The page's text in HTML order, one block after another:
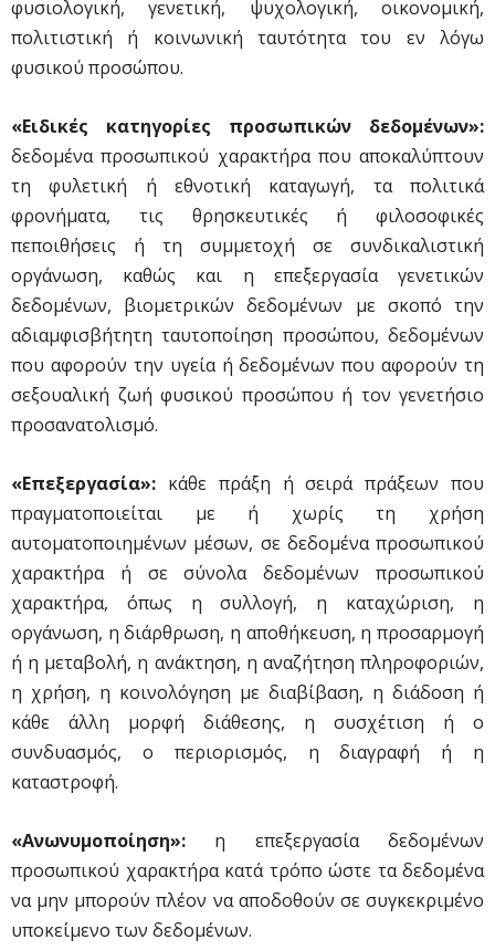
φυσιολογική, γενετική, ψυχολογική, οικονομική,
πολιτιστική ή κοινωνική ταυτότητα του εν λόγω
φυσικού προσώπου.
«Ειδικές κατηγορίες προσωπικών δεδομένων»:
δεδομένα προσωπικού χαρακτήρα που αποκαλύπτουν
τη φυλετική ή εθνοτική καταγωγή, τα πολιτικά
φρονήματα, τις θρησκευτικές ή φιλοσοφικές
πεποιθήσεις ή τη συμμετοχή σε συνδικαλιστική
οργάνωση, καθώς και η επεξεργασία γενετικών
δεδομένων, βιομετρικών δεδομένων με σκοπό την
αδιαμφισβήτητη ταυτοποίηση προσώπου, δεδομένων
που αφορούν την υγεία ή δεδομένων που αφορούν τη
σεξουαλική ζωή φυσικού προσώπου ή τον γενετήσιο
προσανατολισμό.
«Επεξεργασία»: κάθε πράξη ή σειρά πράξεων που
πραγματοποιείται με ή χωρίς τη χρήση
αυτοματοποιημένων μέσων, σε δεδομένα προσωπικού
χαρακτήρα ή σε σύνολα δεδομένων προσωπικού
χαρακτήρα, όπως η συλλογή, η καταχώριση, η
οργάνωση, η διάρθρωση, η αποθήκευση, η προσαρμογή
ή η μεταβολή, η ανάκτηση, η αναζήτηση πληροφοριών,
η χρήση, η κοινολόγηση με διαβίβαση, η διάδοση ή
κάθε άλλη μορφή διάθεσης, η συσχέτιση ή ο
συνδυασμός, ο περιορισμός, η διαγραφή ή η
καταστροφή.
«Ανωνυμοποίηση»: η επεξεργασία δεδομένων
προσωπικού χαρακτήρα κατά τρόπο ώστε τα δεδομένα
να μην μπορούν πλέον να αποδοθούν σε συγκεκριμένο
υποκείμενο των δεδομένων.